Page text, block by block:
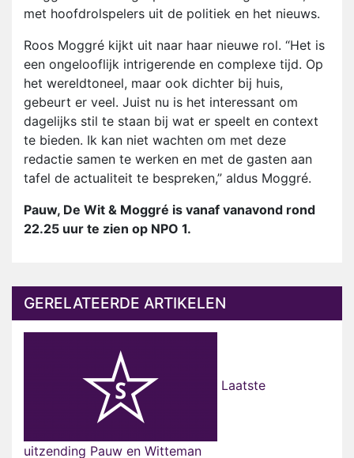
met hoofdrolspelers uit de politiek en het nieuws.
Roos Moggré kijkt uit naar haar nieuwe rol. “Het is
een ongelooflijk intrigerende en complexe tijd. Op
het wereldtoneel, maar ook dichter bij huis,
gebeurt er veel. Juist nu is het interessant om
dagelijks stil te staan bij wat er speelt en context
te bieden. Ik kan niet wachten om met deze
redactie samen te werken en met de gasten aan
tafel de actualiteit te bespreken,” aldus Moggré.
Pauw, De Wit & Moggré is vanaf vanavond rond
22.25 uur te zien op NPO 1.
GERELATEERDE ARTIKELEN
Laatste
uitzending Pauw en Witteman